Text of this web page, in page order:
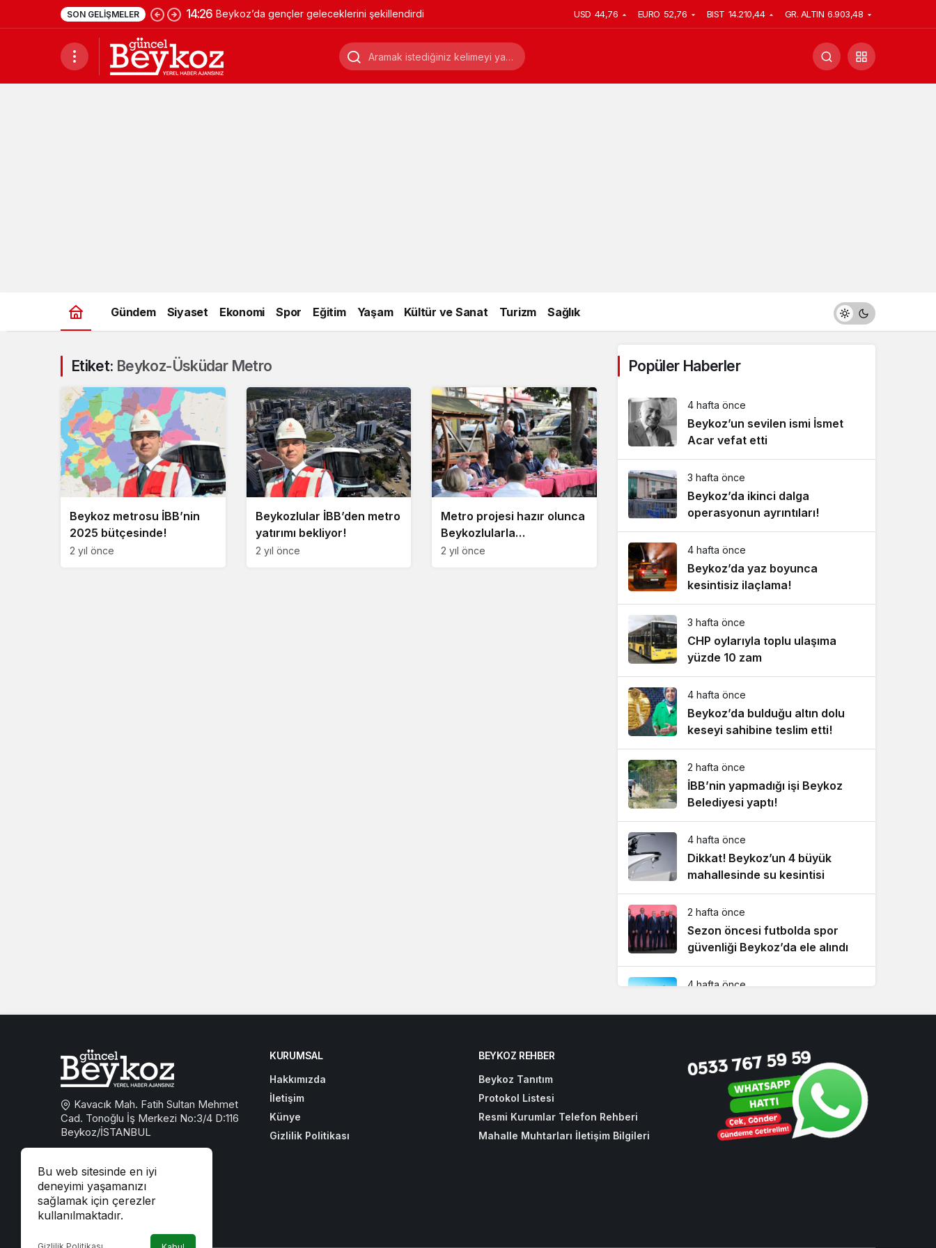
SON GELIŞMELER 14:26 Beykoz’da gençler geleceklerini şekillendirdi USD 44,76 EURO 52,76 BIST 14.210,44 GR. ALTIN 6.903,48
Gündem Siyaset Ekonomi Spor Eğitim Yaşam Kültür ve Sanat Turizm Sağlık
Etiket: Beykoz-Üsküdar Metro
Beykoz metrosu İBB’nin
2025 bütçesinde!
2 yıl önce
Beykozlular İBB’den metro
yatırımı bekliyor!
2 yıl önce
Metro projesi hazır olunca
Beykozlularla
paylaşılacak
2 yıl önce
Popüler Haberler
4 hafta önce
Beykoz’un sevilen ismi İsmet
Acar vefat etti
3 hafta önce
Beykoz’da ikinci dalga
operasyonun ayrıntıları!
4 hafta önce
Beykoz’da yaz boyunca
kesintisiz ilaçlama!
3 hafta önce
CHP oylarıyla toplu ulaşıma
yüzde 10 zam
4 hafta önce
Beykoz’da bulduğu altın dolu
keseyi sahibine teslim etti!
2 hafta önce
İBB’nin yapmadığı işi Beykoz
Belediyesi yaptı!
4 hafta önce
Dikkat! Beykoz’un 4 büyük
mahallesinde su kesintisi
2 hafta önce
Sezon öncesi futbolda spor
güvenliği Beykoz’da ele alındı
4 hafta önce
2 hafta önce
Beykoz TEM’de feci kaza! 1 ölü,
Bu web sitesinde en iyi
deneyimi yaşamanızı
sağlamak için çerezler
kullanılmaktadır.
Kavacık Mah. Fatih Sultan Mehmet
Cad. Tonoğlu İş Merkezi No:3/4 D:116
Beykoz/İSTANBUL
beykozguncel@gmail.com
iletisim@beykozguncel.com
KURUMSAL
Hakkımızda
İletişim
Künye
Gizlilik Politikası
BEYKOZ REHBER
Beykoz Tanıtım
Protokol Listesi
Resmi Kurumlar Telefon Rehberi
Mahalle Muhtarları İletişim Bilgileri